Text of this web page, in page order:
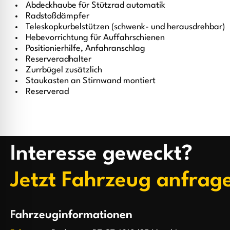
Abdeckhaube für Stützrad automatik
Radstoßdämpfer
Teleskopkurbelstützen (schwenk- und herausdrehbar)
Hebevorrichtung für Auffahrschienen
Positionierhilfe, Anfahranschlag
Reserveradhalter
Zurrbügel zusätzlich
Staukasten an Stirnwand montiert
Reserverad
Interesse geweckt?
Jetzt Fahrzeug
Fahrzeuginformationen